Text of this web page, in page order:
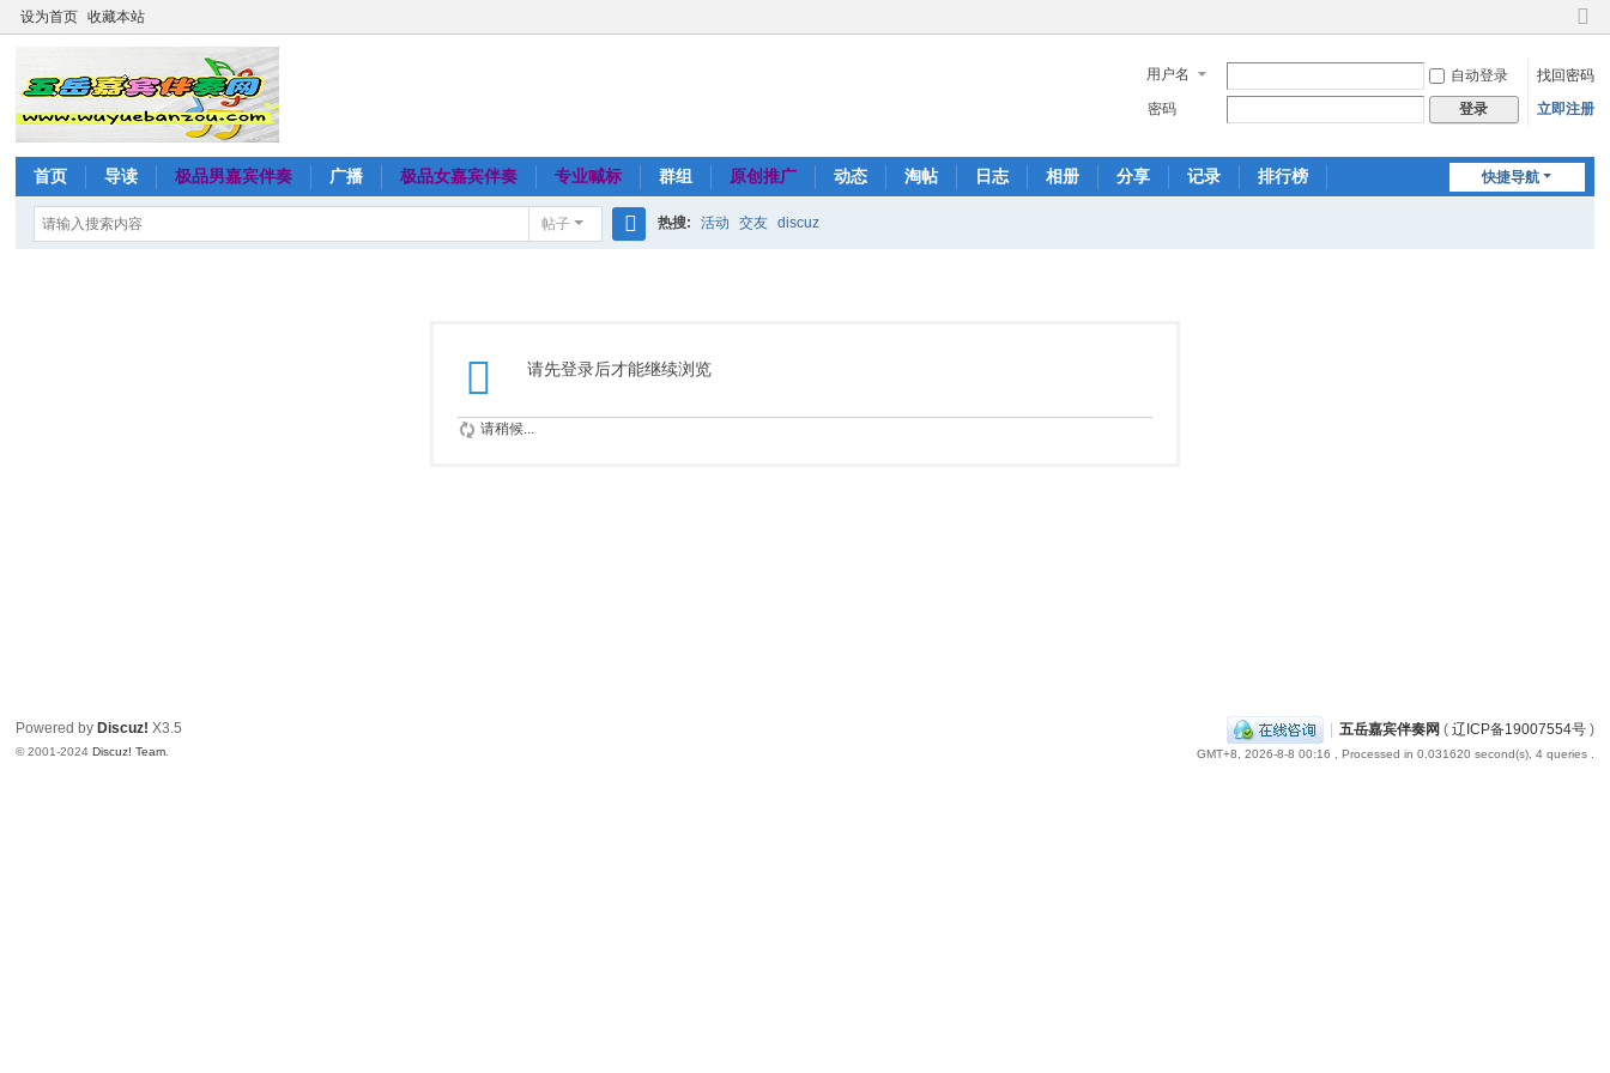
设为首页 收藏本站
切
到
窄
用户名 自动登录
找回密码
密码
登录 立即注册
快捷导航
首页 导读 极品男嘉宾伴奏 广播 极品女嘉宾伴奏 专业喊标 群组 原创推广 动态 淘帖 日志 相册 分享 记录 排行榜
帖子 热搜: 活动 交友 discuz
请先登录后才能继续浏览
请稍候...
| 五岳嘉宾伴奏网 ( 辽ICP备19007554号)
GMT+8, 2026-8-8 00:16 , Processed in 0.031620 second(s), 4 queries .
Powered by Discuz! X3.5
© 2001-2024Discuz! Team